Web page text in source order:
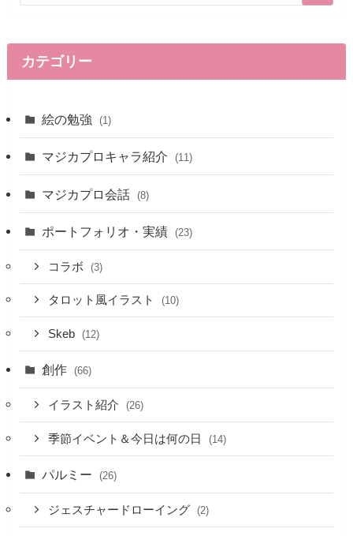
カテゴリー
絵の勉強 (1)
マジカプロキャラ紹介 (11)
マジカプロ会話 (8)
ポートフォリオ・実績 (23)
コラボ (3)
タロット風イラスト (10)
Skeb (12)
創作 (66)
イラスト紹介 (26)
季節イベント＆今日は何の日 (14)
パルミー (26)
ジェスチャードローイング (2)